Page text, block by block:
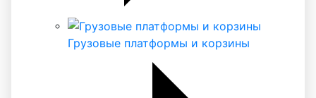
Грузовые платформы и корзины